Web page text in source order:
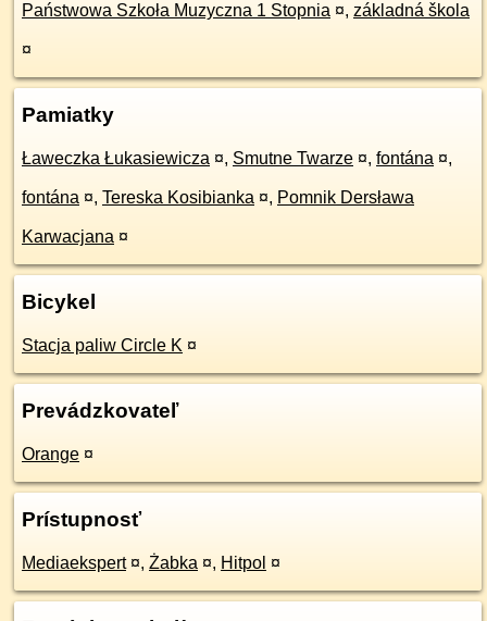
Państwowa Szkoła Muzyczna 1 Stopnia ¤, základná škola
¤
Pamiatky
Ławeczka Łukasiewicza ¤, Smutne Twarze ¤, fontána ¤,
fontána ¤, Tereska Kosibianka ¤, Pomnik Dersława
Karwacjana ¤
Bicykel
Stacja paliw Circle K ¤
Prevádzkovateľ
Orange ¤
Prístupnosť
Mediaekspert ¤, Żabka ¤, Hitpol ¤